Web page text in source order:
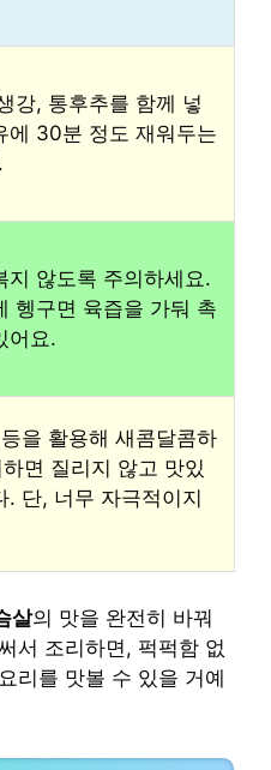
강, 통후추를 함께 넣
에 30분 정도 재워두는
지 않도록 주의하세요.
헹구면 육즙을 가둬 촉
어요.
을 활용해 새콤달콤하
면 질리지 않고 맛있
. 단, 너무 자극적이지
살의 맛을 완전히 바꿔
서 조리하면, 퍽퍽함 없
리를 맛볼 수 있을 거예